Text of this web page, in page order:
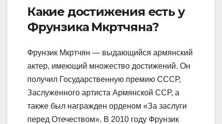
Какие достижения есть у
Фрунзика Мкртчяна?
Фрунзик Мкртчян — выдающийся армянский
актер, имеющий множество достижений. Он
получил Государственную премию СССР,
Заслуженного артиста Армянской ССР, а
также был награжден орденом «За заслуги
перед Отечеством». В 2010 году Фрунзик